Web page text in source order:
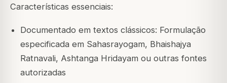
Características essenciais:
Documentado em textos clássicos: Formulação
especificada em Sahasrayogam, Bhaishajya
Ratnavali, Ashtanga Hridayam ou outras fontes
autorizadas